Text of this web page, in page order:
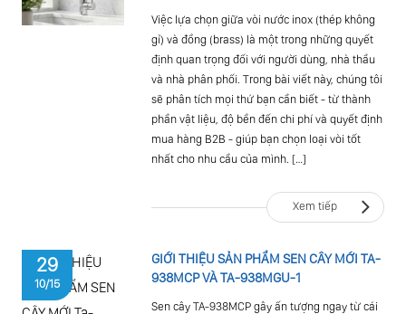
Việc lựa chọn giữa vòi nước inox (thép không
gỉ) và đồng (brass) là một trong những quyết
định quan trọng đối với người dùng, nhà thầu
và nhà phân phối. Trong bài viết này, chúng tôi
sẽ phân tích mọi thứ bạn cần biết - từ thành
phần vật liệu, độ bền đến chi phí và quyết định
mua hàng B2B - giúp bạn chọn loại vòi tốt
nhất cho nhu cầu của mình. […]
Xem tiếp
29
10/15
GIỚI THIỆU SẢN PHẨM SEN CÂY MỚI TA-
938MCP VÀ TA-938MGU-1
Sen cây TA-938MCP gây ấn tượng ngay từ cái